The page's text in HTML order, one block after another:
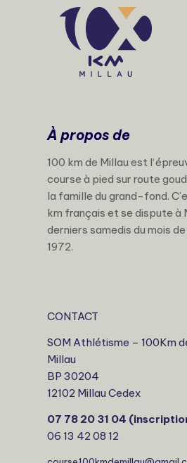
À propos de
100 km de Millau est
course à pied sur route
la famille du grand-fond.
km français et se dispute à
derniers samedis du mois
1972.
CONTACT
SOM Athlétisme – 100Km
Millau
BP 30204
12102 Millau Cedex
07 78 20 31 04
06 13 42 08 12